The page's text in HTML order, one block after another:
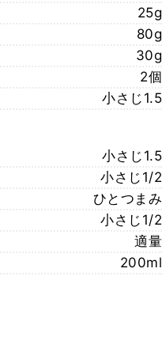
25g
80g
30g
2個
小さじ1.5
小さじ1.5
小さじ1/2
ひとつまみ
小さじ1/2
適量
200ml